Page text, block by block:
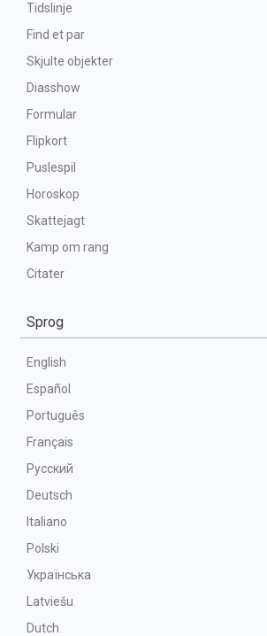
Tidslinje
Find et par
Skjulte objekter
Diasshow
Formular
Flipkort
Puslespil
Horoskop
Skattejagt
Kamp om rang
Citater
Sprog
English
Español
Português
Français
Русский
Deutsch
Italiano
Polski
Українська
Latviešu
Dutch